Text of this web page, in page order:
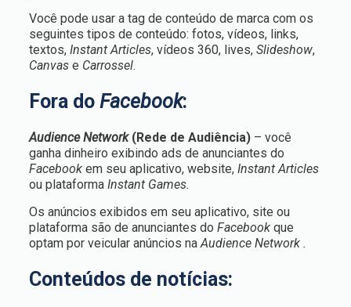
Você pode usar a tag de conteúdo de marca com os
seguintes tipos de conteúdo: fotos, vídeos, links,
textos, Instant Articles, vídeos 360, lives, Slideshow,
Canvas e Carrossel.
Fora do Facebook:
Audience Network (Rede de Audiência)– você
ganha dinheiro exibindo ads de anunciantes do
Facebook em seu aplicativo, website, Instant Articles
ou plataforma Instant Games.
Os anúncios exibidos em seu aplicativo, site ou
plataforma são de anunciantes do Facebook que
optam por veicular anúncios naAudience Network .
Conteúdos de notícias: